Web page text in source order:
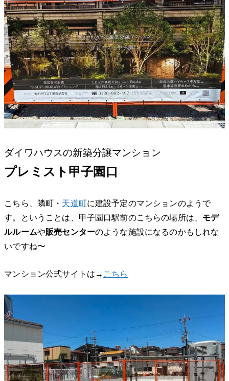
ダイワハウスの新築分譲マンション
プレミスト甲子園口
こちら、隣町・ 天道町に建設予定のマンションのようで
す。ということは、甲子園口駅前のこちらの場所は、 モデ
ルルームや販売センターのような施設になるのかもしれな
いですね〜
マンション公式サイトは→ こちら